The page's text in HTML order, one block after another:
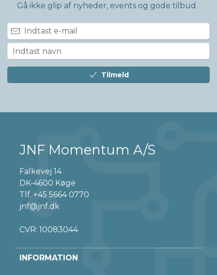
Gå ikke glip af nyheder, events og gode tilbud
Tilmeld
JNF Momentum A/S
Falkevej 14
DK-4600 Køge
Tlf. +45 5664 0770
jnf@jnf.dk
CVR: 10083044
INFORMATION